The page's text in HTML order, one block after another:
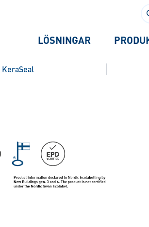
LÖSNINGAR